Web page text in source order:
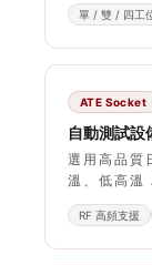
單 / 雙 / 四工
ATE Socket
自動測試設
選用高品質
溫、低高溫
RF 高頻支援